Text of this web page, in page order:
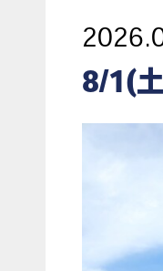
8/1(